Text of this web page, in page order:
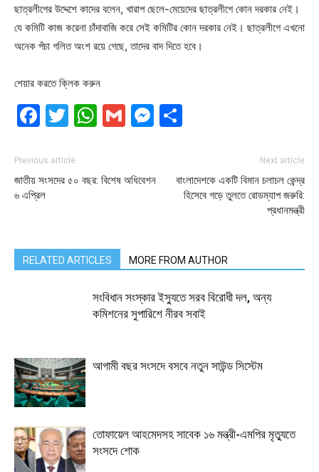
ছাত্রলীগের উদ্দেশে কাদের বলেন, খারাপ ছেলে-মেয়েদের ছাত্রলীগে কোন দরকার নেই।
যে কমিটি কাজ করেনা চাঁদাবাজি করে সেই কমিটির কোন দরকার নেই। ছাত্রলীগে এখনো
অনেক পঁচা গলিত অংশ রয়ে গেছে, তাদের বাদ দিতে হবে।
শেয়ার করতে ক্লিক করুন
Facebook
Twitter
WhatsApp
GmailMessenger
Previous article
জাতীয় সংসদের ৫০ বছর: বিশেষ অধিবেশন
৬ এপ্রিল
Next article
বাংলাদেশকে একটি বিমান চলাচল কেন্দ্র
হিসেবে গড়ে তুলতে রোডম্যাপ জরুরি:
প্রধানমন্ত্রী
RELATED ARTICLES MORE FROM AUTHOR
সংবিধান সংস্কার ইস্যুতে সরব বিরোধী দল, অন্য
কমিশনের সুপারিশে নীরব সবাই
আগামী বছর সংসদে বসবে নতুন সাউন্ড সিস্টেম
তোফায়েল আহমেদসহ সাবেক ১৬ মন্ত্রী-এমপির মৃত্যুতে
সংসদে শোক